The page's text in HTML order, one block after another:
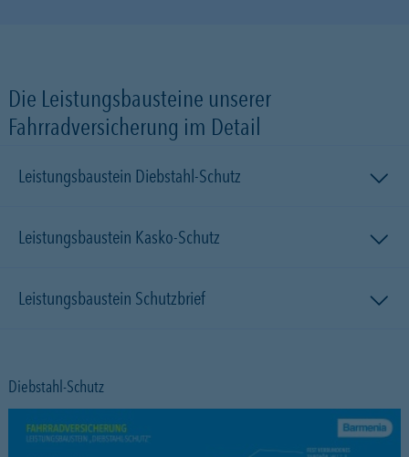
Die Leistungsbausteine unserer
Fahrradversicherung im Detail
Leistungsbaustein Diebstahl-Schutz
Leistungsbaustein Kasko-Schutz
Leistungsbaustein Schutzbrief
Diebstahl-Schutz